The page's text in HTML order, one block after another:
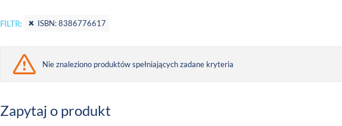
FILTR: ISBN: 8386776617
Nie znaleziono produktów spełniających zadane kryteria
Zapytaj o produkt